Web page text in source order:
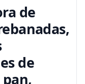
de
de